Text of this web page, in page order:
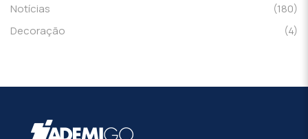
Notícias
(180)
Decoração
(4)